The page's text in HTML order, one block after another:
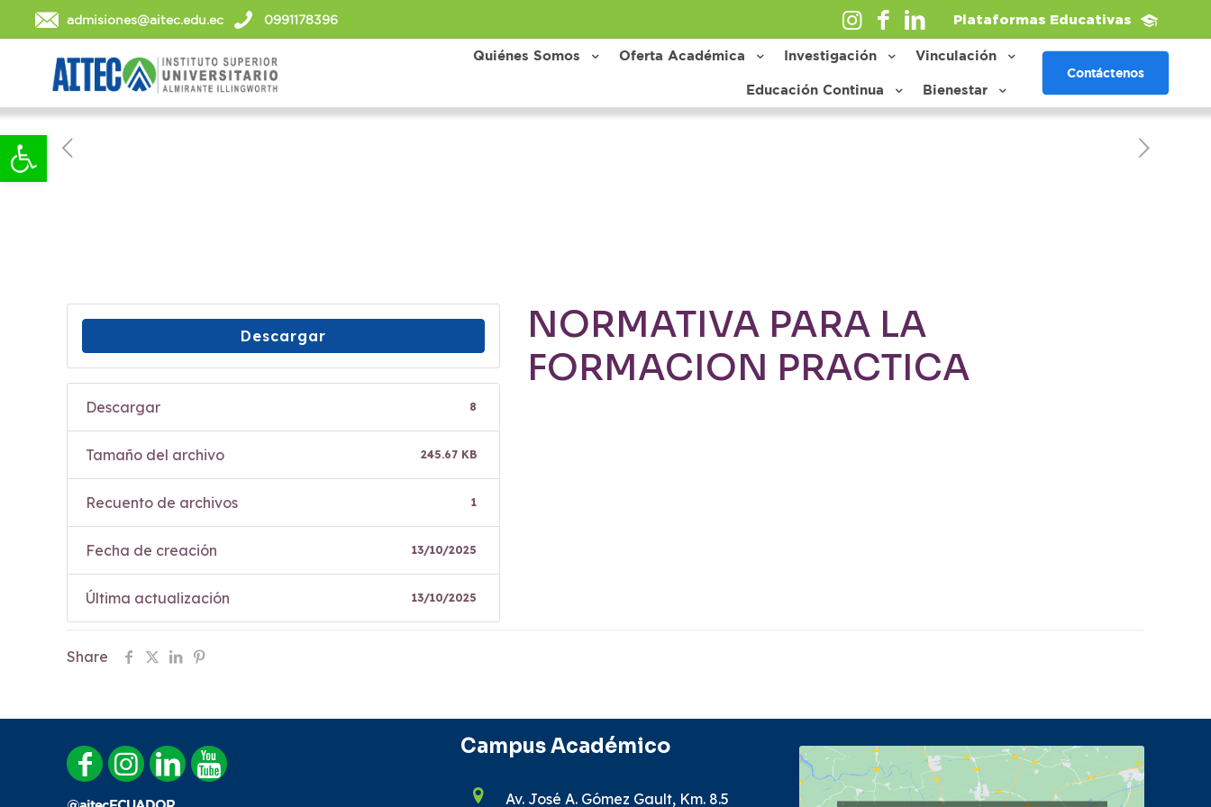
Abrir barra de herramientas
admisiones@aitec.edu.ec 0991178396 Plataformas Educativas
Quiénes Somos Oferta Académica Investigación Vinculación
Educación Continua Bienestar
Contáctenos
Descargar
Descargar 8
Tamaño del archivo 245.67 KB
Recuento de archivos 1
Fecha de creación 13/10/2025
Última actualización 13/10/2025
NORMATIVA PARA LA
FORMACION PRACTICA
Share
Campus Académico
Av. José A. Gómez Gault, Km. 8.5